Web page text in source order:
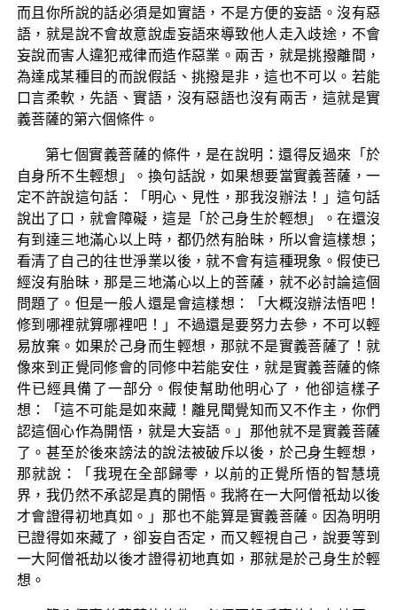
而且你所說的話必須是如實語，不是方便的妄語。沒有惡
語，就是說不會故意說虛妄語來導致他人走入歧途，不會
妄說而害人違犯戒律而造作惡業。兩舌，就是挑撥離間，
為達成某種目的而說假話、挑撥是非，這也不可以。若能
口言柔軟，先語、實語，沒有惡語也沒有兩舌，這就是實
義菩薩的第六個條件。
第七個實義菩薩的條件，是在說明：還得反過來「於
自身所不生輕想」。換句話說，如果想要當實義菩薩，一
定不許說這句話：「明心、見性，那我沒辦法！」這句話
說出了口，就會障礙，這是「於己身生於輕想」。在還沒
有到達三地滿心以上時，都仍然有胎昧，所以會這樣想；
看清了自己的往世淨業以後，就不會有這種現象。假使已
經沒有胎昧，那是三地滿心以上的菩薩，就不必討論這個
問題了。但是一般人還是會這樣想：「大概沒辦法悟吧！
修到哪裡就算哪裡吧！」不過還是要努力去參，不可以輕
易放棄。如果於己身而生輕想，那就不是實義菩薩了！就
像來到正覺同修會的同修中若能安住，就是實義菩薩的條
件已經具備了一部分。假使幫助他明心了，他卻這樣子
想：「這不可能是如來藏！離見聞覺知而又不作主，你們
認這個心作為開悟，就是大妄語。」那他就不是實義菩薩
了。甚至於後來謗法的說法被破斥以後，於己身生輕想，
那就說：「我現在全部歸零，以前的正覺所悟的智慧境
界，我仍然不承認是真的開悟。我將在一大阿僧祇劫以後
才會證得初地真如。」那也不能算是實義菩薩。因為明明
已證得如來藏了，卻妄自否定，而又輕視自己，說要等到
一大阿僧祇劫以後才證得初地真如，那就是於己身生於輕
想。